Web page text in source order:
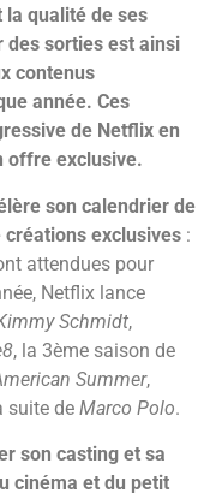
qualité de ses
sorties est ainsi
contenus
année. Ces
de Netflix en
offre exclusive.
son calendrier de
exclusives :
attendues pour
Netflix lance
Schmidt,
, la 3ème saison de
Summer,
suite de Marco Polo.
son casting et sa
cinéma et du petit